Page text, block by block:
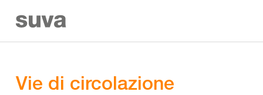
Vie di circolazione